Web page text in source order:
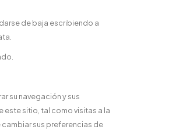
de baja escribiendo a
su navegación y sus
este sitio, tal como visitas a la
sus preferencias de